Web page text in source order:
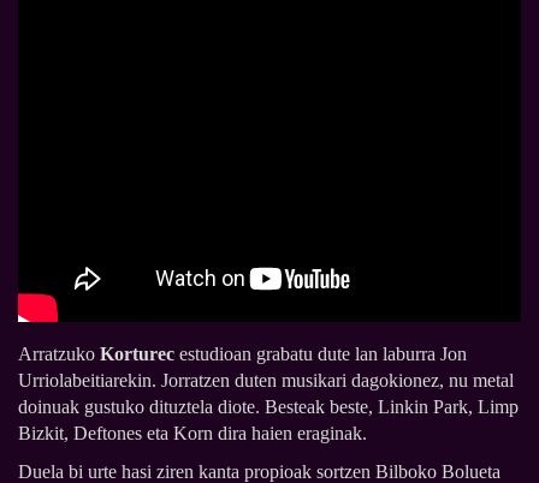
Arratzuko Korturec estudioan grabatu dute lan laburra Jon
Urriolabeitiarekin. Jorratzen duten musikari dagokionez, nu metal
doinuak gustuko dituztela diote. Besteak beste, Linkin Park, Limp
Bizkit, Deftones eta Korn dira haien eraginak.
Duela bi urte hasi ziren kanta propioak sortzen Bilboko Bolueta